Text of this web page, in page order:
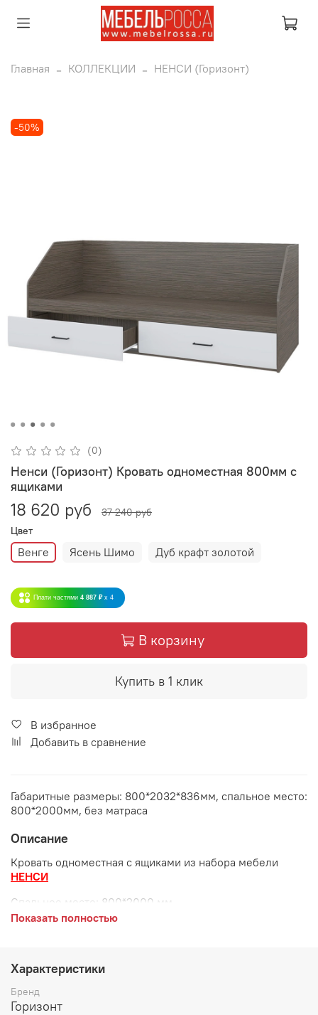
Главная КОЛЛЕКЦИИ НЕНСИ (Горизонт)
-50%
(0)
Ненси (Горизонт) Кровать одноместная 800мм с
ящиками
18 620 руб
37 240 руб
Цвет
Венге Ясень Шимо Дуб крафт золотой
Плати частями 4 887 ₽ x 4
В корзину
Купить в 1 клик
В избранное
Добавить в сравнение
Габаритные размеры: 800*2032*836мм, спальное место:
800*2000мм, без матраса
Описание
Кровать одноместная с ящиками из набора мебели
НЕНСИ
Спальное место:
800*2000 мм
ширина 800 мм
высота 836 мм
Показать полностью
Характеристики
Бренд
Горизонт